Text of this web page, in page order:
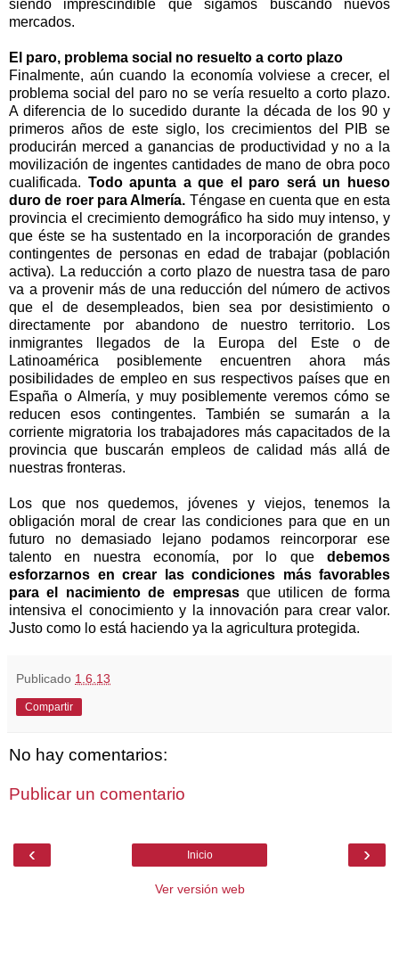
siendo imprescindible que sigamos buscando nuevos
mercados.
El paro, problema social no resuelto a corto plazo
Finalmente, aún cuando la economía volviese a crecer, el
problema social del paro no se vería resuelto a corto plazo.
A diferencia de lo sucedido durante la década de los 90 y
primeros años de este siglo, los crecimientos del PIB se
producirán merced a ganancias de productividad y no a la
movilización de ingentes cantidades de mano de obra poco
cualificada. Todo apunta a que el paro será un hueso
duro de roer para Almería. Téngase en cuenta que en esta
provincia el crecimiento demográfico ha sido muy intenso, y
que éste se ha sustentado en la incorporación de grandes
contingentes de personas en edad de trabajar (población
activa). La reducción a corto plazo de nuestra tasa de paro
va a provenir más de una reducción del número de activos
que el de desempleados, bien sea por desistimiento o
directamente por abandono de nuestro territorio. Los
inmigrantes llegados de la Europa del Este o de
Latinoamérica posiblemente encuentren ahora más
posibilidades de empleo en sus respectivos países que en
España o Almería, y muy posiblemente veremos cómo se
reducen esos contingentes. También se sumarán a la
corriente migratoria los trabajadores más capacitados de la
provincia que buscarán empleos de calidad más allá de
nuestras fronteras.
Los que nos quedemos, jóvenes y viejos, tenemos la
obligación moral de crear las condiciones para que en un
futuro no demasiado lejano podamos reincorporar ese
talento en nuestra economía, por lo que debemos
esforzarnos en crear las condiciones más favorables
para el nacimiento de empresas que utilicen de forma
intensiva el conocimiento y la innovación para crear valor.
Justo como lo está haciendo ya la agricultura protegida.
Publicado 1.6.13
Compartir
No hay comentarios:
Publicar un comentario
‹ ›
Inicio
Ver versión web